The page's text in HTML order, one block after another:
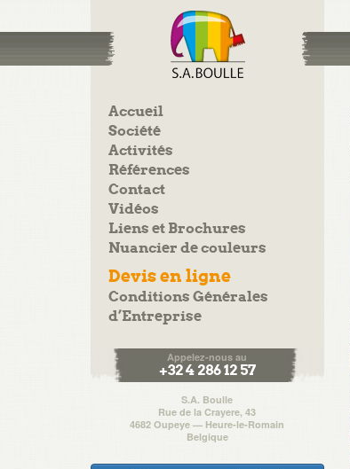
Accueil
Société
Activités
Références
Contact
Vidéos
Liens et Brochures
Nuancier de couleurs
Devis en ligne
Conditions Générales
d’Entreprise
Appelez-nous au
+32 4 286 12 57
S.A. Boulle
Rue de la Crayere, 43
4682 Oupeye — Heure-le-Romain
Belgique